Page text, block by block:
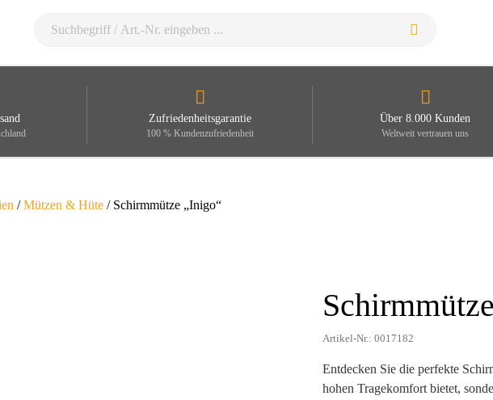
Zufriedenheitsgarantie
100 % Kundenzufriedenheit
Über 8.000 Kunden
Weltweit vertrauen uns
/Mützen & Hüte / Schirmmütze „Inigo“
Artikel-Nr.: 0017182
Entdecken Sie die perfekte
hohen Tragekomfort bietet,